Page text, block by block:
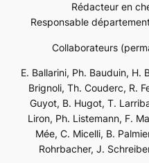
Rédacteur en
Responsable
Collaborateurs
E. Ballarini, Ph. Bauduin, H.
Brignoli, Th. Couderc, R.
Guyot, B. Hugot, T.
Liron, Ph. Listemann, F.
Mée, C. Micelli, B.
Rohrbacher, J.